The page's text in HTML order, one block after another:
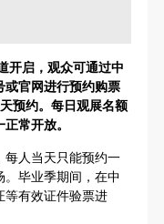
开启，观众可通过中
官网进行预约购票
预约。每日观展名额
常开放。
人当天只能预约一
毕业季期间，在中
等有效证件验票进